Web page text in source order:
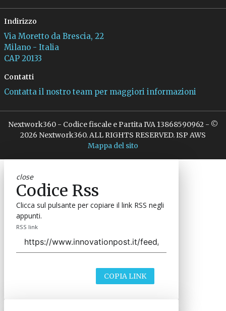
Indirizzo
Via Moretto da Brescia, 22
Milano - Italia
CAP 20133
Contatti
Contatta il nostro team per maggiori informazioni
Nextwork360 - Codice fiscale e Partita IVA 13868590962 - ©
2026 Nextwork360. ALL RIGHTS RESERVED. ISP AWS
Mappa del sito
close
Codice Rss
Clicca sul pulsante per copiare il link RSS negli
appunti.
RSS link
COPIA LINK